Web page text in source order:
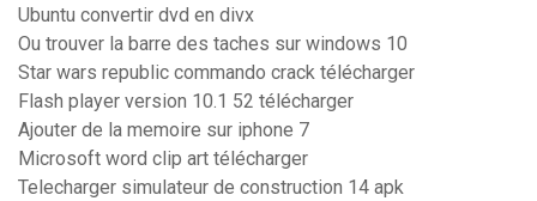
Ubuntu convertir dvd en divx
Ou trouver la barre des taches sur windows 10
Star wars republic commando crack télécharger
Flash player version 10.1 52 télécharger
Ajouter de la memoire sur iphone 7
Microsoft word clip art télécharger
Telecharger simulateur de construction 14 apk